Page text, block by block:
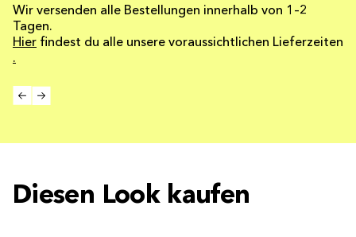
Wir versenden alle Bestellungen innerhalb von 1–2
Tagen.
Hier findest du alle unsere voraussichtlichen Lieferzeiten
.
Diesen Look kaufen